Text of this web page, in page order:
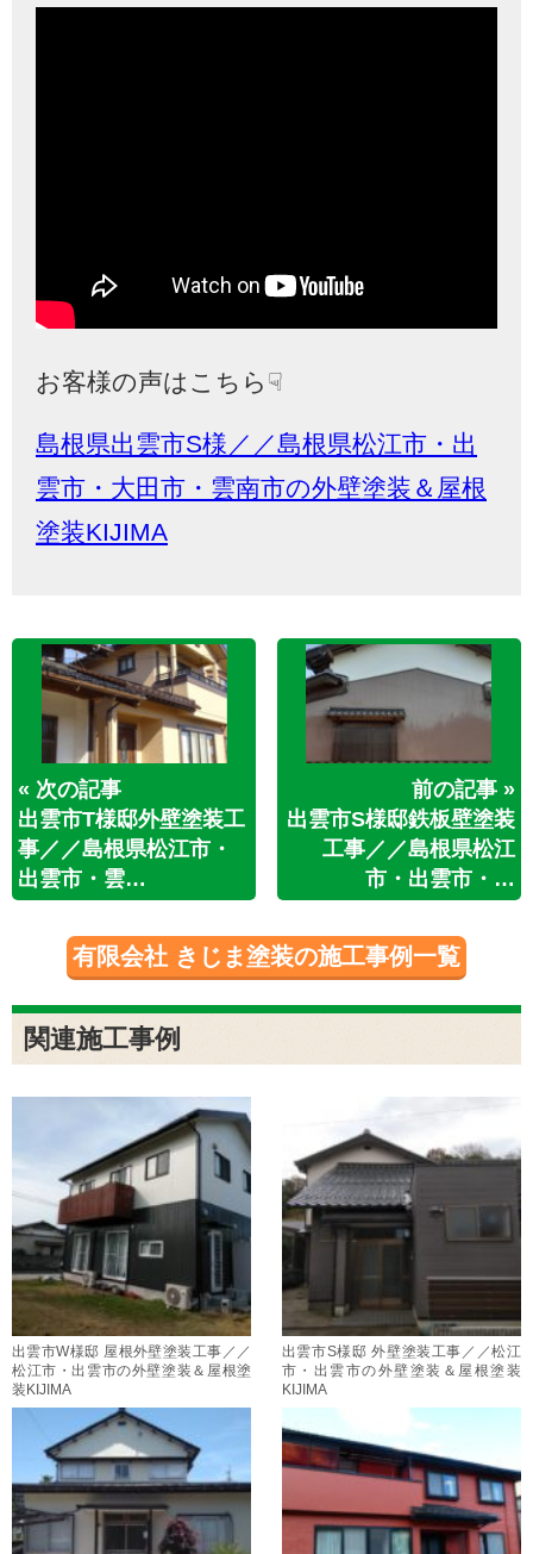
お客様の声はこちら☟
島根県出雲市S様／／島根県松江市・出
雲市・大田市・雲南市の外壁塗装＆屋根
塗装KIJIMA
« 次の記事
出雲市T様邸外壁塗装工
事／／島根県松江市・
出雲市・雲…
前の記事 »
出雲市S様邸鉄板壁塗装
工事／／島根県松江
市・出雲市・…
有限会社 きじま塗装の施工事例一覧
関連施工事例
出雲市W様邸 屋根外壁塗装工事／／
松江市・出雲市の外壁塗装＆屋根塗
装KIJIMA
出雲市S様邸 外壁塗装工事／／松江
市・出雲市の外壁塗装＆屋根塗装
KIJIMA